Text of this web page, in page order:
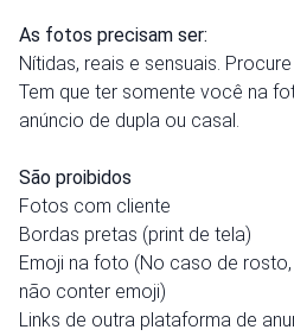
As fotos precisam ser:
Nítidas, reais e sensuais.
Tem que ter somente você na
anúncio de dupla ou casal.
São proibidos
Fotos com cliente
Bordas pretas (print de tela)
Emoji na foto (No caso de
não conter emoji)
Links de outra plataforma de